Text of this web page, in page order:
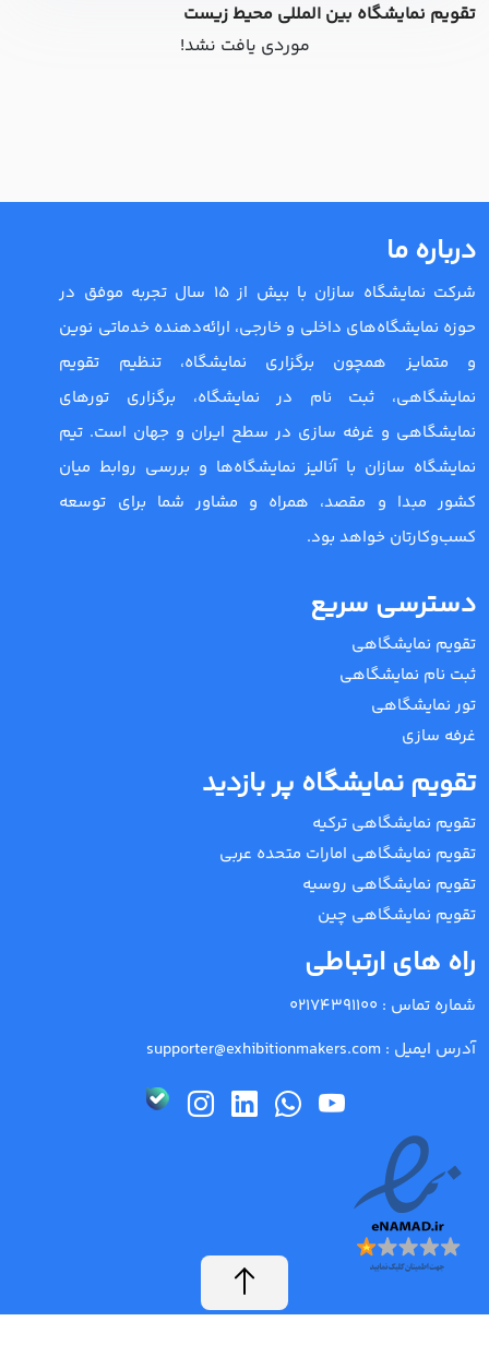
تقویم نمایشگاه بین المللی محیط زیست
موردی یافت نشد!
درباره ما
شرکت نمایشگاه سازان با بیش از 15 سال تجربه موفق در
حوزه نمایشگاه‌های داخلی و خارجی، ارائه‌دهنده خدماتی نوین
و متمایز همچون برگزاری نمایشگاه، تنظیم تقویم
نمایشگاهی، ثبت نام در نمایشگاه، برگزاری تورهای
نمایشگاهی و غرفه سازی در سطح ایران و جهان است. تیم
نمایشگاه سازان با آنالیز نمایشگاه‌ها و بررسی روابط میان
کشور مبدا و مقصد، همراه و مشاور شما برای توسعه
کسب‌وکارتان خواهد بود.
دسترسی سریع
تقویم نمایشگاهی
ثبت نام نمایشگاهی
تور نمایشگاهی
غرفه سازی
تقویم نمایشگاه پر بازدید
تقویم نمایشگاهی ترکیه
تقویم نمایشگاهی امارات متحده عربی
تقویم نمایشگاهی روسیه
تقویم نمایشگاهی چین
راه های ارتباطی
شماره تماس : 02174391100
آدرس ایمیل : supporter@exhibitionmakers.com